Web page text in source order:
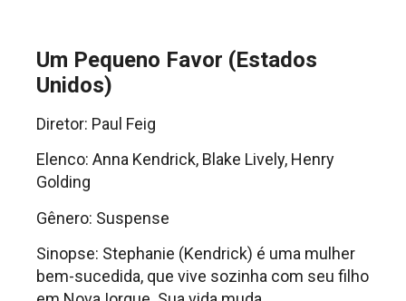
Um Pequeno Favor (Estados
Unidos)
Diretor: Paul Feig
Elenco: Anna Kendrick, Blake Lively, Henry
Golding
Gênero: Suspense
Sinopse: Stephanie (Kendrick) é uma mulher
bem-sucedida, que vive sozinha com seu filho